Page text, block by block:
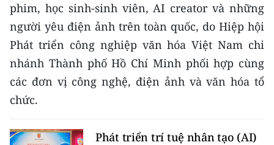
Media Khoa học - Công nghệ
Media Môi trường
Ảnh
Infographic
TIN MỚI
phim, học sinh-sinh viên, AI creator và những
người yêu điện ảnh trên toàn quốc, do Hiệp hội
Phát triển công nghiệp văn hóa Việt Nam chi
nhánh Thành phố Hồ Chí Minh phối hợp cùng
các đơn vị công nghệ, điện ảnh và văn hóa tổ
chức.
Phát triển trí tuệ nhân tạo (AI)